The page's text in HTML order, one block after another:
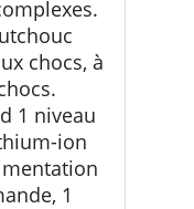
chocs, à
1 niveau
ion
1